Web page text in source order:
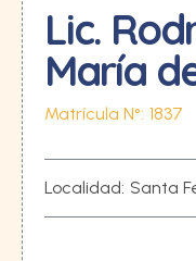
Lic.
María
Matrícula N°: 1837
Localidad: Santa